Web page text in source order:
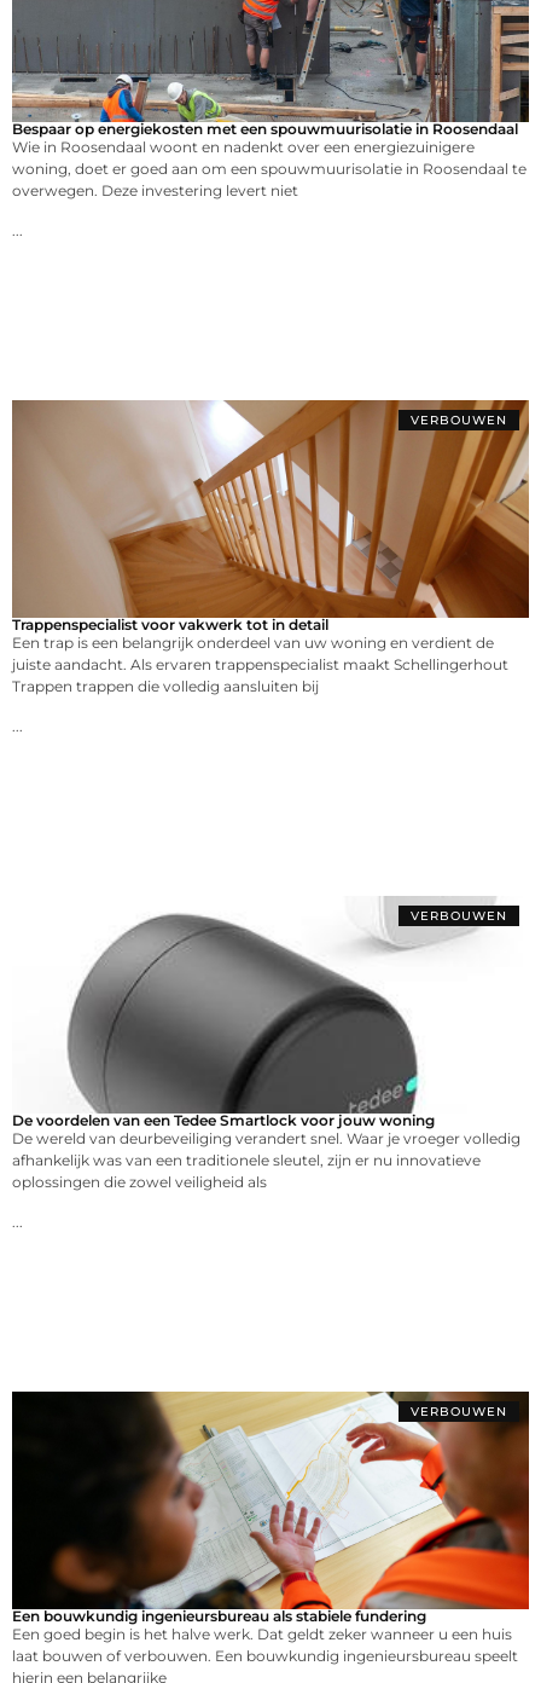
Bespaar op energiekosten met een spouwmuurisolatie in Roosendaal
Wie in Roosendaal woont en nadenkt over een energiezuinigere
woning, doet er goed aan om een spouwmuurisolatie in Roosendaal te
overwegen. Deze investering levert niet
VERBOUWEN
Trappenspecialist voor vakwerk tot in detail
Een trap is een belangrijk onderdeel van uw woning en verdient de
juiste aandacht. Als ervaren trappenspecialist maakt Schellingerhout
Trappen trappen die volledig aansluiten bij
VERBOUWEN
De voordelen van een Tedee Smartlock voor jouw woning
De wereld van deurbeveiliging verandert snel. Waar je vroeger volledig
afhankelijk was van een traditionele sleutel, zijn er nu innovatieve
oplossingen die zowel veiligheid als
VERBOUWEN
Een bouwkundig ingenieursbureau als stabiele fundering
Een goed begin is het halve werk. Dat geldt zeker wanneer u een huis
laat bouwen of verbouwen. Een bouwkundig ingenieursbureau speelt
hierin een belangrijke